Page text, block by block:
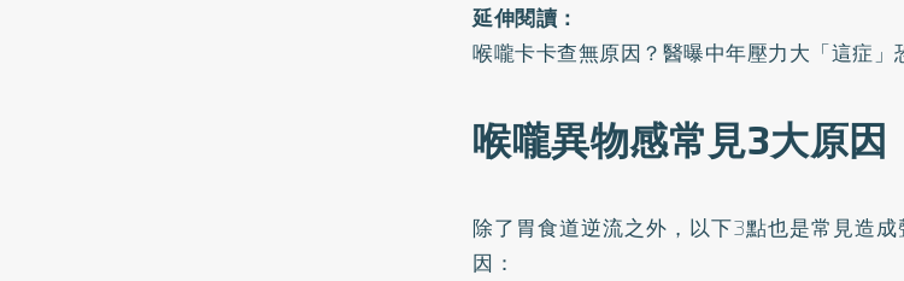
延伸閱讀：
喉嚨卡卡查無原因？醫曝中年壓力大「這症」
喉嚨異物感常見3大原因
除了胃食道逆流之外，以下3點也是常見造
因：